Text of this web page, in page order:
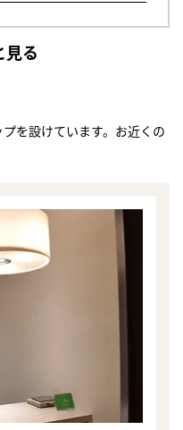
見る
を設けています。お近くの